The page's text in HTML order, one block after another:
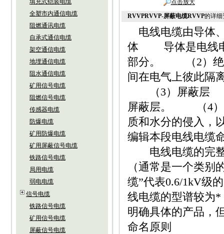
填充式铠装电缆
全塑市内通信电缆
阻燃通讯电缆
自承式通信电缆
架空通信电缆
地埋通信电缆
阻水通信电缆
矿用信号电缆
阻燃信号电缆
传感器电缆
防爆电缆
矿用防爆电缆
矿用屏蔽信号电缆
铁路信号电缆
局用电缆
弱电电缆
信号电缆
铁路信号电缆
矿用信号电缆
屏蔽信号电缆
点击放大
RVVPRVVP-屏蔽电缆RVVP的详细
电线电缆由导体
体 导体是电线电
部分。 （2）绝
间在电气上彼此隔
（3）屏蔽层
屏蔽层。 （4）
质和水分的侵入，
编辑本段电线电缆
电线电缆的完整
（通常是一个类
缆”代表0.6/1kV级
线电缆的型谱较为
明确具体的产品，
命名原则